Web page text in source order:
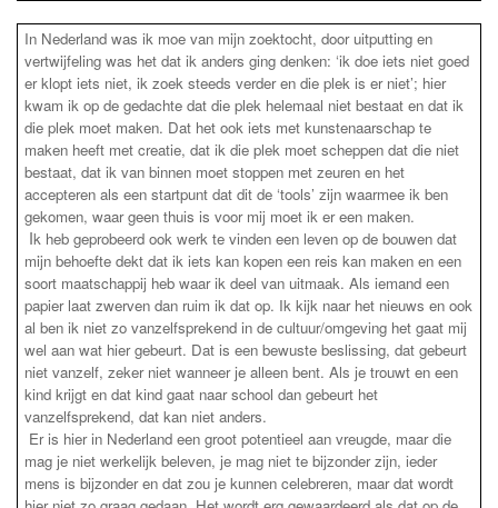
In Nederland was ik moe van mijn zoektocht, door uitputting en
vertwijfeling was het dat ik anders ging denken: ‘ik doe iets niet goed
er klopt iets niet, ik zoek steeds verder en die plek is er niet’; hier
kwam ik op de gedachte dat die plek helemaal niet bestaat en dat ik
die plek moet maken. Dat het ook iets met kunstenaarschap te
maken heeft met creatie, dat ik die plek moet scheppen dat die niet
bestaat, dat ik van binnen moet stoppen met zeuren en het
accepteren als een startpunt dat dit de ‘tools’ zijn waarmee ik ben
gekomen, waar geen thuis is voor mij moet ik er een maken.
Ik heb geprobeerd ook werk te vinden een leven op de bouwen dat
mijn behoefte dekt dat ik iets kan kopen een reis kan maken en een
soort maatschappij heb waar ik deel van uitmaak. Als iemand een
papier laat zwerven dan ruim ik dat op. Ik kijk naar het nieuws en ook
al ben ik niet zo vanzelfsprekend in de cultuur/omgeving het gaat mij
wel aan wat hier gebeurt. Dat is een bewuste beslissing, dat gebeurt
niet vanzelf, zeker niet wanneer je alleen bent. Als je trouwt en een
kind krijgt en dat kind gaat naar school dan gebeurt het
vanzelfsprekend, dat kan niet anders.
Er is hier in Nederland een groot potentieel aan vreugde, maar die
mag je niet werkelijk beleven, je mag niet te bijzonder zijn, ieder
mens is bijzonder en dat zou je kunnen celebreren, maar dat wordt